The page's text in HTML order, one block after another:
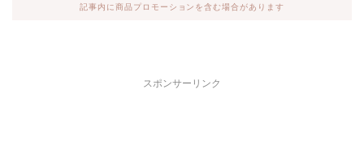
記事内に商品プロモーションを含む場合があります
スポンサーリンク